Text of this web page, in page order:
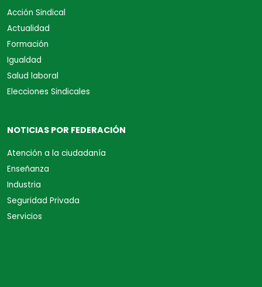
Acción Sindical
Actualidad
Formación
Igualdad
Salud laboral
Elecciones Sindicales
NOTICIAS POR FEDERACIÓN
Atención a la ciudadanía
Enseñanza
Industria
Seguridad Privada
Servicios